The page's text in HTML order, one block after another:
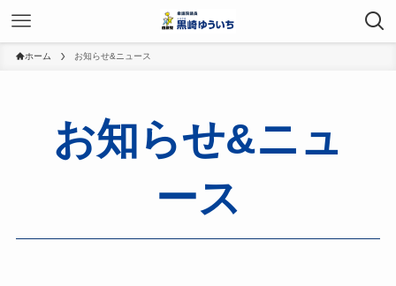
ホーム お知らせ&ニュース
お知らせ&ニュ
ース